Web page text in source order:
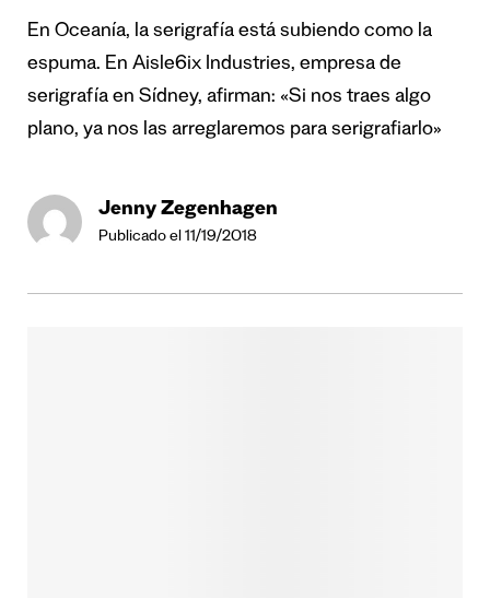
En Oceanía, la serigrafía está subiendo como la
espuma. En Aisle6ix Industries, empresa de
serigrafía en Sídney, afirman: «Si nos traes algo
plano, ya nos las arreglaremos para serigrafiarlo»
Jenny Zegenhagen
Publicado el 11/19/2018